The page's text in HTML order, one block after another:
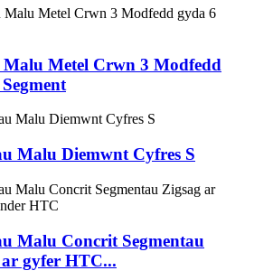
Malu Metel Crwn 3 Modfedd
Malu Diemwnt Cyfres S
Malu Concrit Segmentau
gyfer HTC...